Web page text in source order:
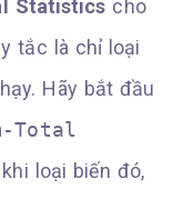
Statistics cho
tắc là chỉ loại
Hãy bắt đầu
Total
loại biến đó,